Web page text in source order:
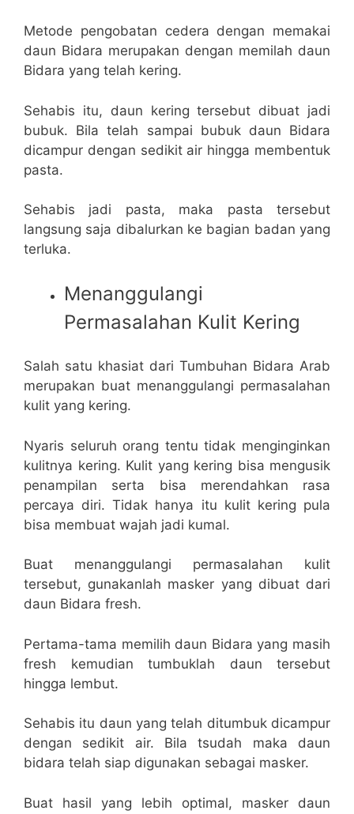
Metode pengobatan cedera dengan memakai
daun Bidara merupakan dengan memilah daun
Bidara yang telah kering.
Sehabis itu, daun kering tersebut dibuat jadi
bubuk. Bila telah sampai bubuk daun Bidara
dicampur dengan sedikit air hingga membentuk
pasta.
Sehabis jadi pasta, maka pasta tersebut
langsung saja dibalurkan ke bagian badan yang
terluka.
Menanggulangi
Permasalahan Kulit Kering
Salah satu khasiat dari Tumbuhan Bidara Arab
merupakan buat menanggulangi permasalahan
kulit yang kering.
Nyaris seluruh orang tentu tidak menginginkan
kulitnya kering. Kulit yang kering bisa mengusik
penampilan serta bisa merendahkan rasa
percaya diri. Tidak hanya itu kulit kering pula
bisa membuat wajah jadi kumal.
Buat menanggulangi permasalahan kulit
tersebut, gunakanlah masker yang dibuat dari
daun Bidara fresh.
Pertama-tama memilih daun Bidara yang masih
fresh kemudian tumbuklah daun tersebut
hingga lembut.
Sehabis itu daun yang telah ditumbuk dicampur
dengan sedikit air. Bila tsudah maka daun
bidara telah siap digunakan sebagai masker.
Buat hasil yang lebih optimal, masker daun